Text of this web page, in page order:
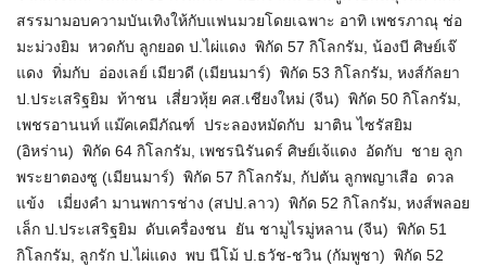
สรรมามอบความบันเทิงให้กับแฟนมวยโดยเฉพาะ อาทิ เพชรภาณุ ช่อ
มะม่วงยิม หวดกับ ลูกยอด ป.ไผ่แดง พิกัด 57 กิโลกรัม, น้องบี ศิษย์เจ๊
แดง ทิ่มกับ อ่องเลย์ เมียวดี (เมียนมาร์) พิกัด 53 กิโลกรัม, หงส์กัลยา
ป.ประเสริฐยิม ท้าชน เสี่ยวหุ้ย คส.เชียงใหม่ (จีน) พิกัด 50 กิโลกรัม,
เพชรอานนท์ แม๊คเคมีภัณฑ์ ประลองหมัดกับ มาติน ไซรัสยิม
(อิหร่าน) พิกัด 64 กิโลกรัม, เพชรนิรันดร์ ศิษย์เจ้แดง อัดกับ ชาย ลูก
พระยาตองซู (เมียนมาร์) พิกัด 57 กิโลกรัม, กัปตัน ลูกพญาเสือ ดวล
แข้ง เมี่ยงคำ มานพการช่าง (สปป.ลาว) พิกัด 52 กิโลกรัม, หงส์พลอย
เล็ก ป.ประเสริฐยิม ดับเครื่องชน ยัน ชามูไรมู่หลาน (จีน) พิกัด 51
กิโลกรัม, ลูกรัก ป.ไผ่แดง พบ นีโม้ ป.ธวัช-ชวิน (กัมพูชา) พิกัด 52